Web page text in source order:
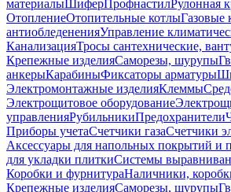
материалыШиферПрофнастилРулонная
ОтоплениеОтопительные котлыГазовые
антиобледененияУправление
КанализацияТросы сантехнические,
Крепежные изделияСаморезы, шурупы
анкерыКарабиныФиксаторы арматуры
Электромонтажные изделияКлеммы
Электрощитовое оборудование
управленияРубильникиПредохранители
Приборы учетаСчетчики газаСчетчики
Аксессуары для напольных покрытий и
для укладки плиткиСистемы
Коробки и фурнитураНаличники,
Крепежные изделияСаморезы, шурупы